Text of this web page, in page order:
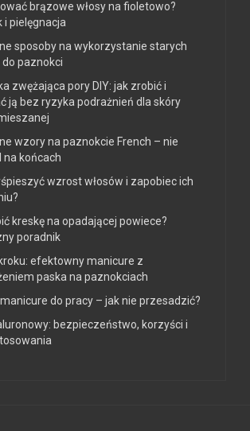
brązowe włosy na fioletowo?
i pielęgnacja
sposoby na wykorzystanie starych
do paznokci
zwężająca pory DIY: jak zrobić i
ją bez ryzyka podrażnień dla skóry
wzory na paznokcie French – nie
na końcach
wzrost włosów i zapobiec ich
kreskę na opadającej powiece?
poradnik
efektowny manicure z
paska na paznokciach
do pracy – jak nie przesadzić?
bezpieczeństwo, korzyści i